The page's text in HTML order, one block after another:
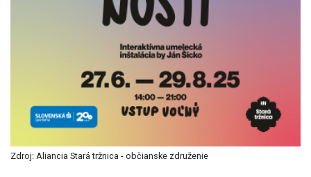
Zdroj: Aliancia Stará tržnica - občianske združenie